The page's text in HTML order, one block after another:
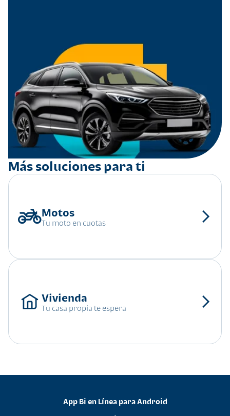
Más soluciones para ti
Tu moto en cuotas
Tu casa propia te espera
App Bi en Línea para Android